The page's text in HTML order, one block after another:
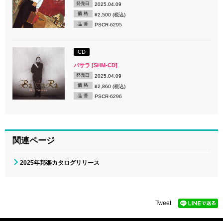
発売日 2025.04.09
価 格 ¥2,500 (税込)
品 番 PSCR-6295
CD
バサラ [SHM-CD]
発売日 2025.04.09
価 格 ¥2,860 (税込)
品 番 PSCR-6296
関連ページ
2025年邦楽カタログリリース
Tweet